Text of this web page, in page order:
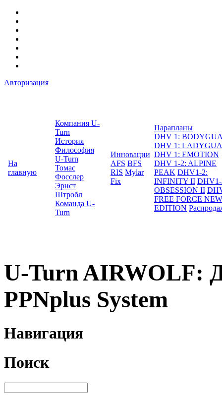
Авторизация
На
главную
Компания U-
Turn
История
Философия
U-Turn
Томас
Фосслер
Эрнст
Штробл
Команда U-
Turn
Инновации
AFS BFS
RIS Mylar
Fix
Парапланы
DHV 1:
DHV 1:
DHV 1: EMOTION
DHV 1-2: ALPINE
PEAK DHV1-2:
INFINITY II
OBSESSION II
FREE FORCE NEW
EDITION
U-Turn AIRWOLF:
PPNplus System
Навигация
Поиск